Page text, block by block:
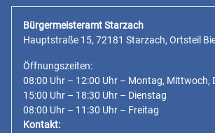
Bürgermeisteramt Starzach
Hauptstraße 15, 72181 Starzach, Ortsteil
Öffnungszeiten:
08:00 Uhr – 12:00 Uhr – Montag, Mittwoch,
15:00 Uhr – 18:30 Uhr – Dienstag
08:00 Uhr – 11:30 Uhr – Freitag
Kontakt: